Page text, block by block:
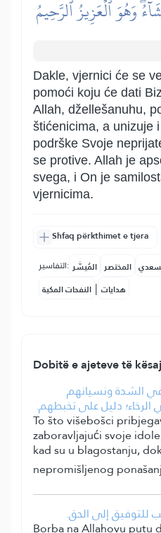
وَهُوَ ٱلۡعَزِيزُ ٱلرَّحِيمُ
Dakle, vjernici će se
pomoći koju će dati
Allah, džellešanuhu,
štićenicima, a unizuje
podrške Svoje
se protive. Allah je
svega, i On je
vjernicima.
Shfaq përkthimet e tjera
التفاسير: المُيسَّر المختصر
النفحات المكية | هدايات
Dobitë e ajeteve të
الشدة ونسيانهم
دليل على تخبطهم.
To što višebošci
zaboravljajući svoje
kad su u blagostanju,
nepromišljenog
للتوفيق إلى الحق.
Borba na Allahovu putu